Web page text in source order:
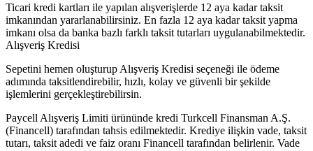
Ticari kredi kartları ile yapılan alışverişlerde 12 aya kadar taksit
imkanından yararlanabilirsiniz. En fazla 12 aya kadar taksit yapma
imkanı olsa da banka bazlı farklı taksit tutarları uygulanabilmektedir.
Alışveriş Kredisi
Sepetini hemen oluşturup Alışveriş Kredisi seçeneği ile ödeme
adımında taksitlendirebilir, hızlı, kolay ve güvenli bir şekilde
işlemlerini gerçekleştirebilirsin.
Paycell Alışveriş Limiti ürününde kredi Turkcell Finansman A.Ş.
(Financell) tarafından tahsis edilmektedir. Krediye ilişkin vade, taksit
tutarı, taksit adedi ve faiz oranı Financell tarafından belirlenir. Vade